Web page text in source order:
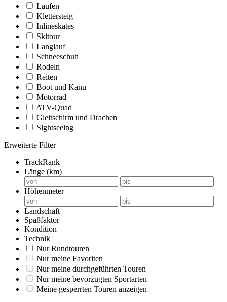
Laufen
Klettersteig
Inlineskates
Skitour
Langlauf
Schneeschuh
Rodeln
Reiten
Boot und Kanu
Motorrad
ATV-Quad
Gleitschirm und Drachen
Sightseeing
Erweiterte Filter
TrackRank
Länge (km)
Höhenmeter
Landschaft
Spaßfaktor
Kondition
Technik
Nur Rundtouren
Nur meine Favoriten
Nur meine durchgeführten Touren
Nur meine bevorzugten Sportarten
Meine gesperrten Touren anzeigen